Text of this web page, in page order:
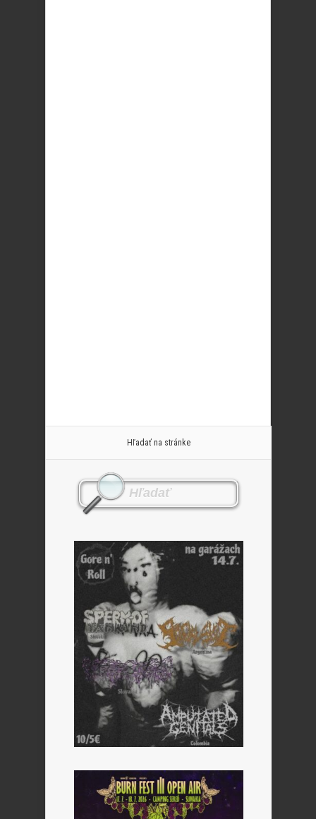
Hľadať na stránke